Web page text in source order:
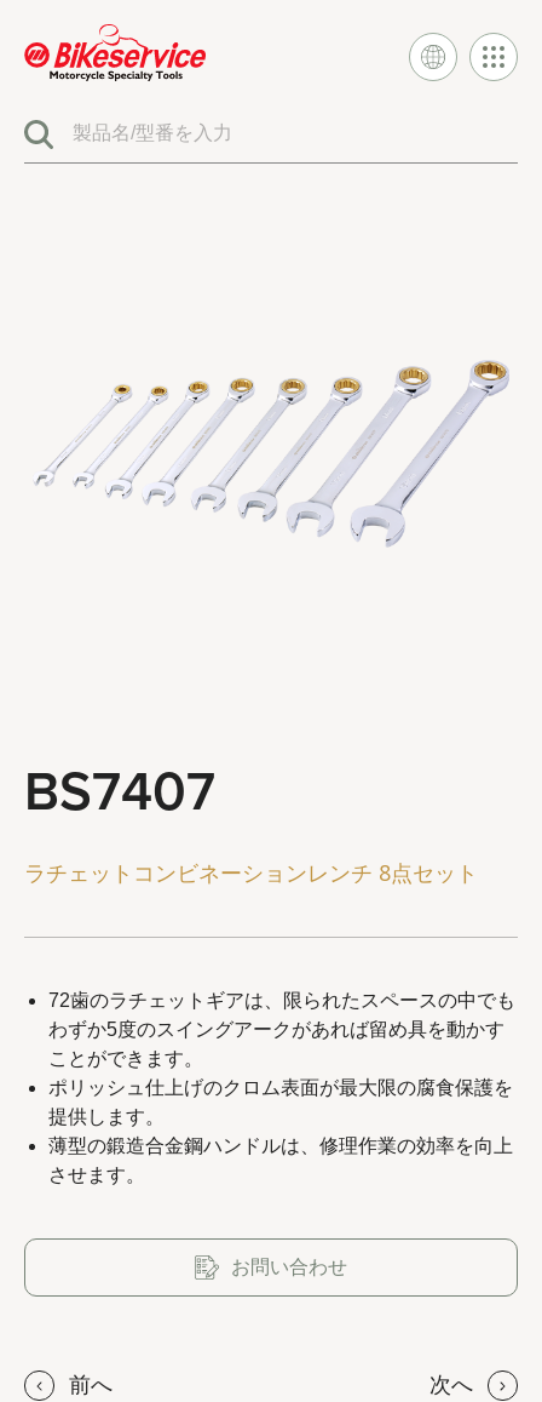
電気システムツール
燃料噴射とキャブレターツール
エンジンシステムツール
クラッチとトランスミッションツール
ステアリングとサスペンションツール
会社概要
代理店
最新ニュース
お問い合わせ
rights reserved.
BS7407
ラチェットコンビネーションレンチ 8点セット
72歯のラチェットギアは、限られたスペースの中でも
わずか5度のスイングアークがあれば留め具を動かす
ことができます。
ポリッシュ仕上げのクロム表面が最大限の腐食保護を
提供します。
薄型の鍛造合金鋼ハンドルは、修理作業の効率を向上
させます。
お問い合わせ
前へ 次へ